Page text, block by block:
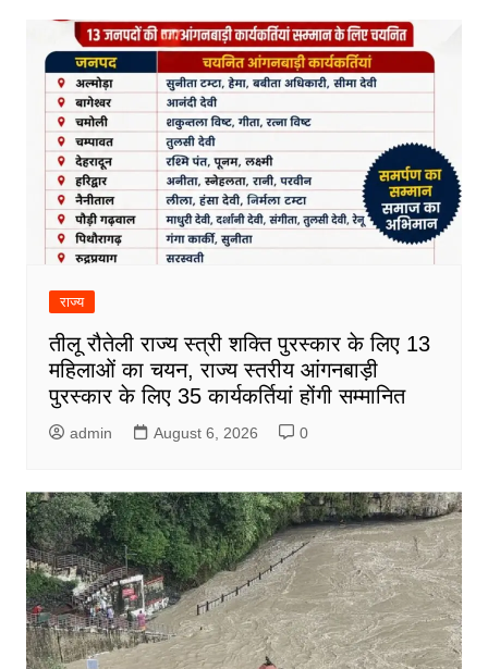
राज्य
तीलू रौतेली राज्य स्त्री शक्ति पुरस्कार के लिए 13
महिलाओं का चयन, राज्य स्तरीय आंगनबाड़ी
पुरस्कार के लिए 35 कार्यकर्तियां होंगी सम्मानित
admin August 6, 2026 0